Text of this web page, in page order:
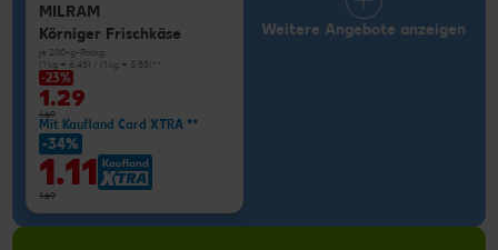
MILRAM
Körniger Frischkäse
je 200-g-Packg.
(1 kg = 6.45) / (1 kg = 5.55)**
-23%
1.29
1.69
Mit Kaufland Card XTRA **
-34%
1.11
1.69
Weitere Angebote anzeigen